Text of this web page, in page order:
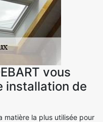
vous
installation de
matière la plus utilisée pour